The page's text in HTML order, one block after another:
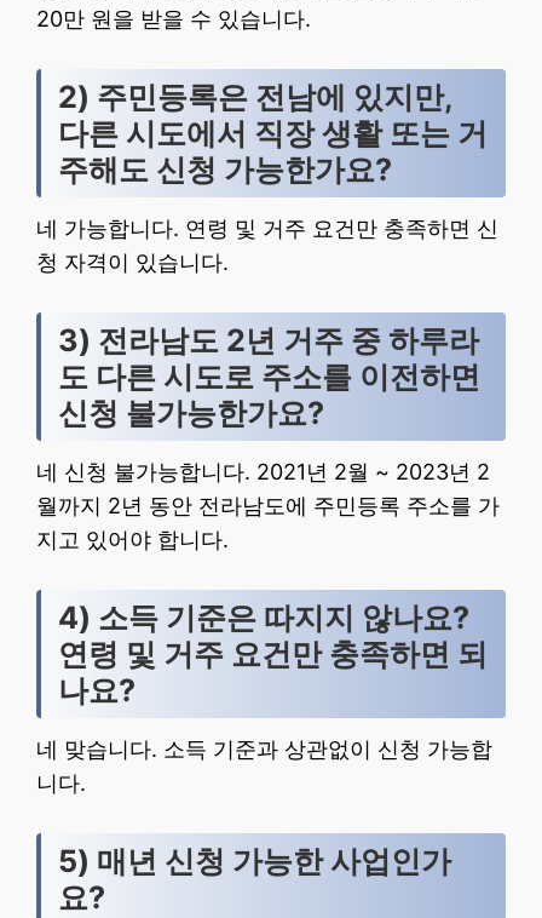
20만 원을 받을 수 있습니다.
2) 주민등록은 전남에 있지만,
다른 시도에서 직장 생활 또는 거
주해도 신청 가능한가요?
네 가능합니다. 연령 및 거주 요건만 충족하면 신
청 자격이 있습니다.
3) 전라남도 2년 거주 중 하루라
도 다른 시도로 주소를 이전하면
신청 불가능한가요?
네 신청 불가능합니다. 2021년 2월 ~ 2023년 2
월까지 2년 동안 전라남도에 주민등록 주소를 가
지고 있어야 합니다.
4) 소득 기준은 따지지 않나요?
연령 및 거주 요건만 충족하면 되
나요?
네 맞습니다. 소득 기준과 상관없이 신청 가능합
니다.
5) 매년 신청 가능한 사업인가
요?